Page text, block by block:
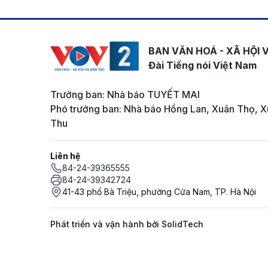
BAN VĂN HOÁ - XÃ HỘI
Đài Tiếng nói Việt Nam
Trưởng ban: Nhà báo TUYẾT MAI
Phó trưởng ban: Nhà báo Hồng Lan, Xuân Thọ,
Thu
Liên hệ
84-24-39365555
84-24-39342724
41-43 phố Bà Triệu, phường Cửa Nam, TP. Hà Nội
Phát triển và vận hành bởi SolidTech